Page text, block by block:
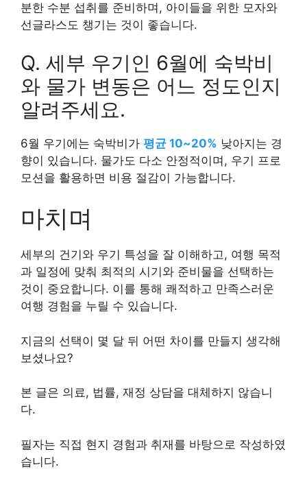
분한 수분 섭취를 준비하며, 아이들을 위한 모자와
선글라스도 챙기는 것이 좋습니다.
Q. 세부 우기인 6월에 숙박비
와 물가 변동은 어느 정도인지
알려주세요.
6월 우기에는 숙박비가 평균 10~20% 낮아지는 경
향이 있습니다. 물가도 다소 안정적이며, 우기 프로
모션을 활용하면 비용 절감이 가능합니다.
마치며
세부의 건기와 우기 특성을 잘 이해하고, 여행 목적
과 일정에 맞춰 최적의 시기와 준비물을 선택하는
것이 중요합니다. 이를 통해 쾌적하고 만족스러운
여행 경험을 누릴 수 있습니다.
지금의 선택이 몇 달 뒤 어떤 차이를 만들지 생각해
보셨나요?
본 글은 의료, 법률, 재정 상담을 대체하지 않습니
다.
필자는 직접 현지 경험과 취재를 바탕으로 작성하였
습니다.